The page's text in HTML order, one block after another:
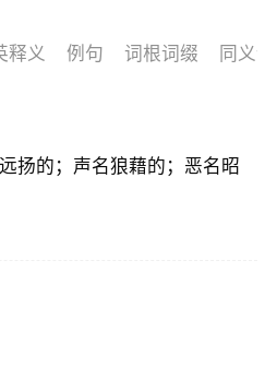
释义 例句 词根词缀 同义词
扬的；声名狼藉的；恶名昭